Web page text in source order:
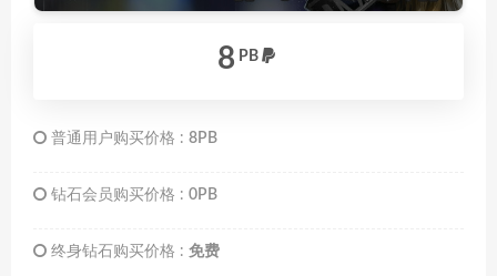
8 PB
普通用户购买价格 : 8PB
钻石会员购买价格 : 0PB
终身钻石购买价格 : 免费